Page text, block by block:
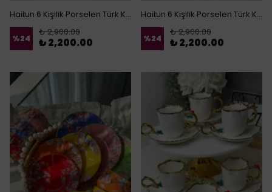
Haitun 6 Kişilik Porselen Türk Kahvesi Fincanı Mor
%24
₺ 2,900.00
₺ 2,200.00
Haitun 6 Kişilik Porselen Türk Kahvesi Fincanı Pembe
%24
₺ 2,900.00
₺ 2,200.00